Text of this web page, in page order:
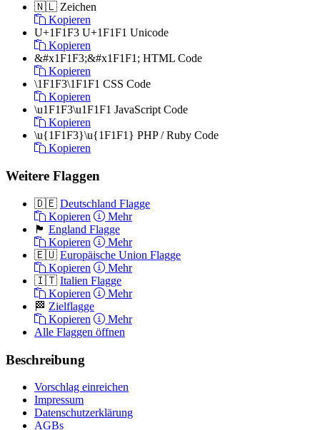
🇳🇱 Zeichen
Kopieren
U+1F1F3 U+1F1F1 Unicode
Kopieren
&#x1F1F3;&#x1F1F1; HTML Code
Kopieren
\1F1F3\1F1F1 CSS Code
Kopieren
\u1F1F3\u1F1F1 JavaScript Code
Kopieren
\u{1F1F3}\u{1F1F1} PHP / Ruby Code
Kopieren
Weitere Flaggen
🇩🇪 Deutschland Flagge
Kopieren
Mehr
🏴󠁧󠁢󠁥󠁮󠁧󠁿 England Flagge
Kopieren
Mehr
🇪🇺 Europäische Union Flagge
Kopieren
Mehr
🇮🇹 Italien Flagge
Kopieren
Mehr
🏁 Zielflagge
Kopieren
Mehr
Alle Flaggen öffnen
Beschreibung
Vorschlag einreichen
Impressum
Datenschutzerklärung
AGBs